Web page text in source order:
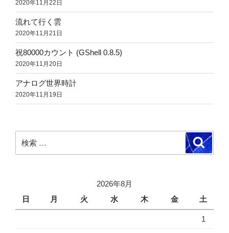
2020年11月22日
流れて行く雲
2020年11月21日
祝80000カウント (GShell 0.8.5)
2020年11月20日
アナログ世界時計
2020年11月19日
索:
検
索
2026年8月
日
月 火 水 木 金 土
1